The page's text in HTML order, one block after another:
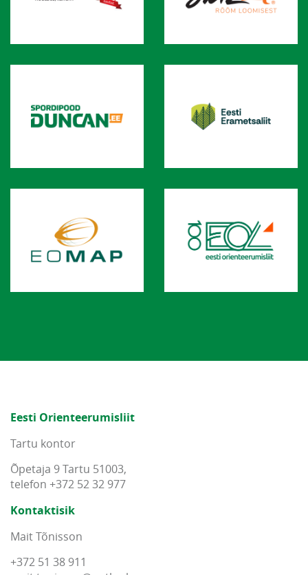
Eesti Orienteerumisliit
Tartu kontor
Õpetaja 9 Tartu 51003,
telefon +372 52 32 977
Kontaktisik
Mait Tõnisson
+372 51 38 911